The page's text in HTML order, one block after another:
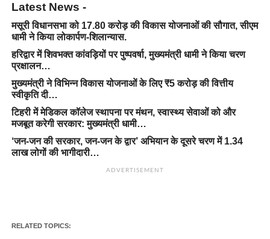
Latest News -
मसूरी विधानसभा को 17.80 करोड़ की विकास योजनाओं की सौगात, सीएम
धामी ने किया लोकार्पण-शिलान्यास.
हरिद्वार में शिवभक्त कांवड़ियों पर पुष्पवर्षा, मुख्यमंत्री धामी ने किया चरण
प्रक्षालन…
मुख्यमंत्री ने विभिन्न विकास योजनाओं के लिए ₹5 करोड़ की वित्तीय
स्वीकृति दी…
टिहरी में मेडिकल कॉलेज स्थापना पर मंथन, स्वास्थ्य सेवाओं को और
मजबूत करेगी सरकार: मुख्यमंत्री धामी…
‘जन-जन की सरकार, जन-जन के द्वार’ अभियान के दूसरे चरण में 1.34
लाख लोगों की भागीदारी…
ADVERTISEMENT
RELATED TOPICS: